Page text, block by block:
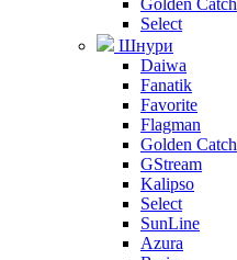
Golden Catch
Select
Шнури
Daiwa
Fanatik
Favorite
Flagman
Golden Catch
GStream
Kalipso
Select
SunLine
Azura